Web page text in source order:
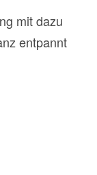
mit dazu
entpannt